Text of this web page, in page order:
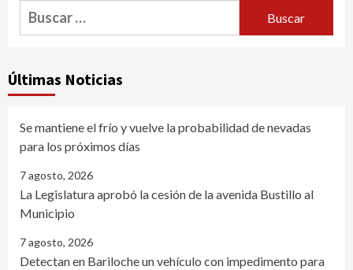
Buscar:
Últimas Noticias
Se mantiene el frío y vuelve la probabilidad de nevadas
para los próximos días
7 agosto, 2026
La Legislatura aprobó la cesión de la avenida Bustillo al
Municipio
7 agosto, 2026
Detectan en Bariloche un vehículo con impedimento para